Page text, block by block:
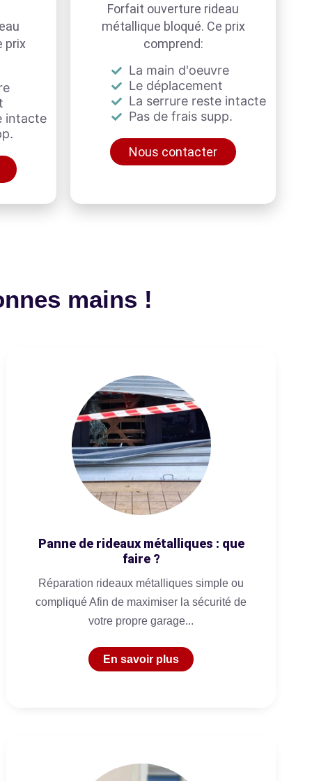
prix
intacte
Forfait ouverture rideau
métallique bloqué. Ce prix
comprend:
La main d'oeuvre
Le déplacement
La serrure reste intacte
Pas de frais supp.
Nous contacter
mains !
Panne de rideaux métalliques : que
faire ?
Réparation rideaux métalliques simple ou
compliqué Afin de maximiser la sécurité de
votre propre garage...
En savoir plus